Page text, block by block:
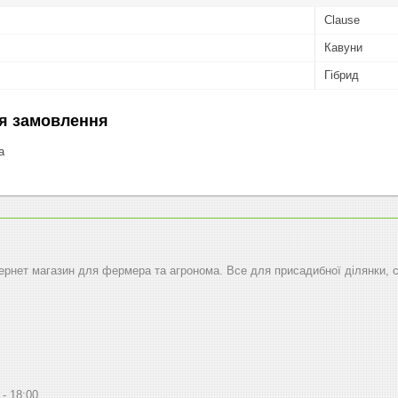
Clause
Кавуни
Гібрид
замовлення
магазин для фермера та агронома. Все для присадибної ділянки,
18:00